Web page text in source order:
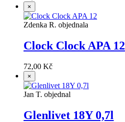
×
Zdenka R. objednala
Clock Clock APA 12
72,00 Kč
×
Jan T. objednal
Glenlivet 18Y 0,7l